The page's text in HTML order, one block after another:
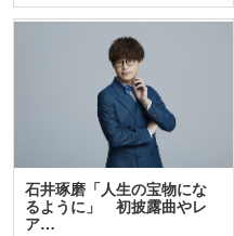
石井琢磨「人生の宝物にな
るように」 初披露曲やレ
ア…